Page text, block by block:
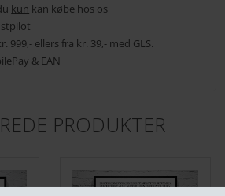
kun kan købe hos os
ellers fra kr. 39,- med GLS.
& EAN
PRODUKTER